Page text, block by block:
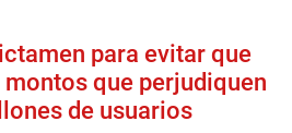
para evitar que
que perjudiquen
de usuarios